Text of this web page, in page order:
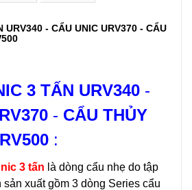
URV340 - CẨU UNIC URV370 - CẨU
3 TẤN URV340 -
- CẨU THỦY
:
3 tấn là dòng cẩu nhẹ do tập
xuất gồm 3 dòng Series cẩu